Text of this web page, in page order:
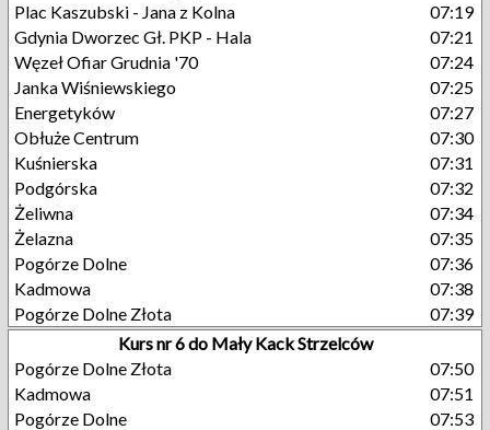
Plac Kaszubski - Jana z Kolna
07:19
Gdynia Dworzec Gł. PKP - Hala
07:21
Węzeł Ofiar Grudnia '70
07:24
Janka Wiśniewskiego
07:25
Energetyków
07:27
Obłuże Centrum
07:30
Kuśnierska
07:31
Podgórska
07:32
Żeliwna
07:34
Żelazna
07:35
Pogórze Dolne
07:36
Kadmowa
07:38
Pogórze Dolne Złota
07:39
Kurs nr 6 do Mały Kack Strzelców
Pogórze Dolne Złota
07:50
Kadmowa
07:51
Pogórze Dolne
07:53